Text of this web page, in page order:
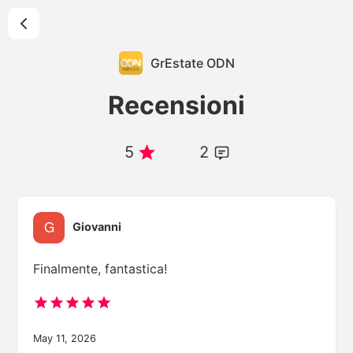
GrEstate ODN
Recensioni
5 2
Giovanni
Finalmente, fantastica!
May 11, 2026